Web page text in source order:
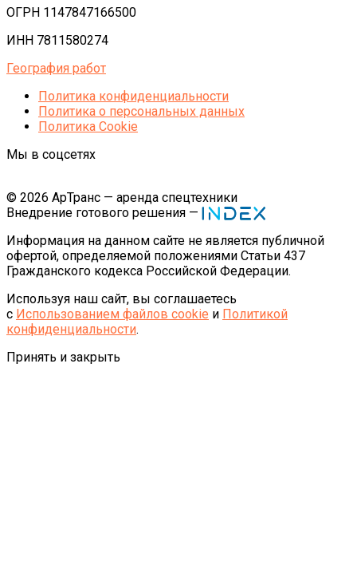
ОГРН 1147847166500
ИНН 7811580274
География работ
Политика конфиденциальности
Политика o персональных данных
Политика Cookie
Мы в соцсетях
© 2026 АрТранс — аренда спецтехники
Внедрение готового решения —
Информация на данном сайте не является публичной
офертой, определяемой положениями Статьи 437
Гражданского кодекса Российской Федерации.
Используя наш сайт, вы соглашаетесь
с Использованием файлов cookie и Политикой
конфиденциальности.
Принять и закрыть